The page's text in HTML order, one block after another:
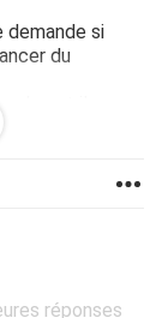
demande si
du
dos et il pense
de
réponses